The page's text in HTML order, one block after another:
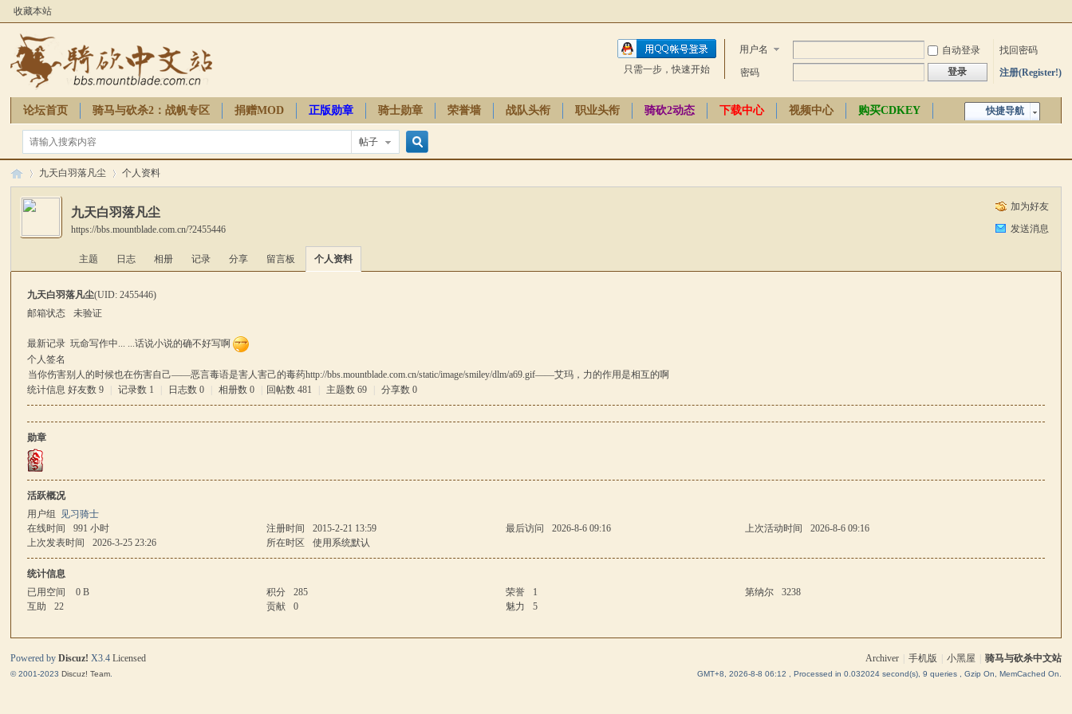
收藏本站
用户名 自动登录
找回密码
密码
登录 注册(Register!)
只需一步，快速开始
快捷导航
论坛首页 骑马与砍杀2：战帆专区 捐赠MOD 正版勋章 骑士勋章 荣誉墙 战队头衔 职业头衔 骑砍2动态 下载中心 视频中心
购买CDKEY
骑砍周边
帖子
›
九天白羽落凡尘 个人资料
加为好友
发送消息
九天白羽落凡尘
https://bbs.mountblade.com.cn/?2455446
主题 日志 相册 记录 分享 留言板 个人资料
九天白羽落凡尘(UID: 2455446)
邮箱状态
未验证
最新记录玩命写作中... ...话说小说的确不好写啊
个人签名
当你伤害别人的时候也在伤害自己——恶言毒语是害人害己的毒药http://bbs.mountblade.com.cn/static/image/smiley/dlm/a69.gif——艾玛，力的作用是相互的啊
统计信息 好友数 9 记录数 1 日志数 0 相册数 0 回帖数 481 主题数 69 分享数 0
勋章
活跃概况
用户组
见习骑士
在线时间
991 小时 注册时间 2015-2-21 13:59 最后访问 2026-8-6 09:16 上次活动时间
2026-8-6 09:16
上次发表时间
2026-3-25 23:26 所在时区 使用系统默认
统计信息
已用空间
0 B 积分 285 荣誉 1 第纳尔
3238
互助
22 贡献 0 魅力 5
Archiver 手机版 小黑屋 骑马与砍杀中文站
GMT+8, 2026-8-8 06:12 , Processed in 0.032024 second(s), 9 queries , Gzip On, MemCached On.
Powered byDiscuz! X3.4 Licensed
© 2001-2023Discuz! Team.